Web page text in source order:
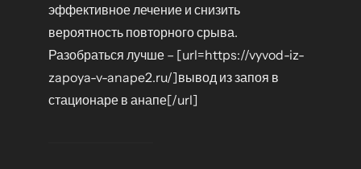
эффективное лечение и снизить
вероятность повторного срыва.
Разобраться лучше – [url=https://vyvod-iz-
zapoya-v-anape2.ru/]вывод из запоя в
стационаре в анапе[/url]